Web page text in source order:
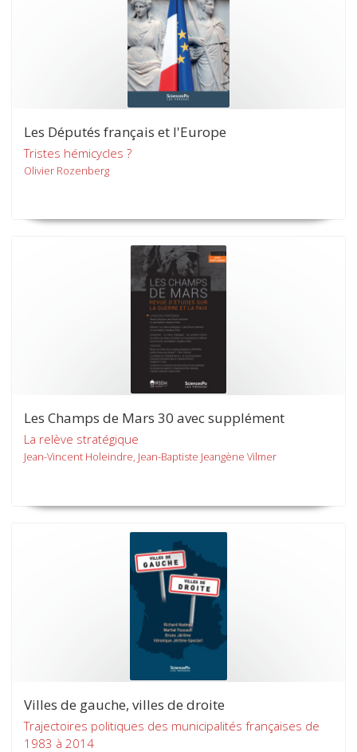
Les Députés français et l'Europe
Tristes hémicycles ?
Olivier Rozenberg
Les Champs de Mars 30 avec supplément
La relève stratégique
Jean-Vincent Holeindre, Jean-Baptiste Jeangène Vilmer
Villes de gauche, villes de droite
Trajectoires politiques des municipalités françaises de
1983 à 2014